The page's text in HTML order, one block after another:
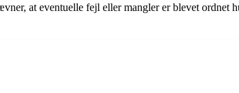
at eventuelle fejl eller mangler er blevet